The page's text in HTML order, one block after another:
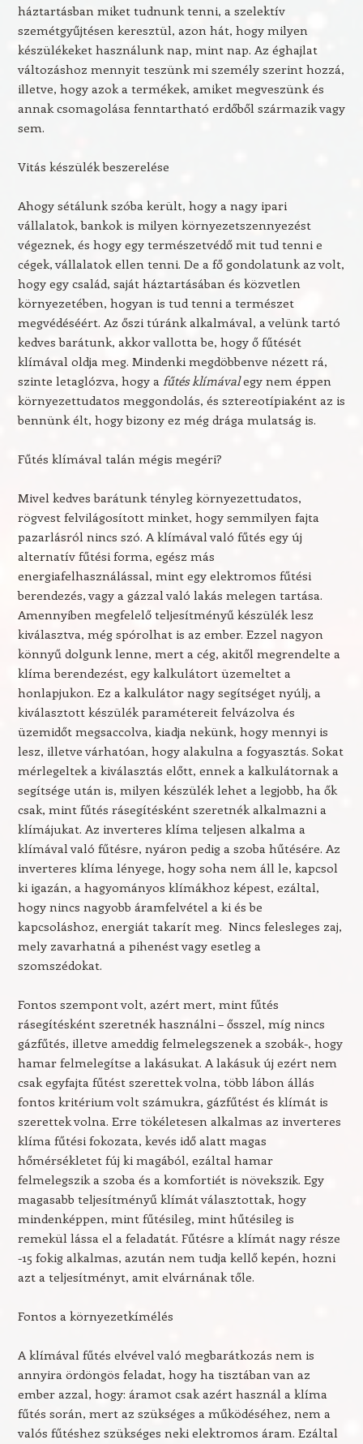
háztartásban miket tudnunk tenni, a szelektív
szemétgyűjtésen keresztül, azon hát, hogy milyen
készülékeket használunk nap, mint nap. Az éghajlat
változáshoz mennyit teszünk mi személy szerint hozzá,
illetve, hogy azok a termékek, amiket megveszünk és
annak csomagolása fenntartható erdőből származik vagy
sem.
Vitás készülék beszerelése
Ahogy sétálunk szóba került, hogy a nagy ipari
vállalatok, bankok is milyen környezetszennyezést
végeznek, és hogy egy természetvédő mit tud tenni e
cégek, vállalatok ellen tenni. De a fő gondolatunk az volt,
hogy egy család, saját háztartásában és közvetlen
környezetében, hogyan is tud tenni a természet
megvédéséért. Az őszi túránk alkalmával, a velünk tartó
kedves barátunk, akkor vallotta be, hogy ő fűtését
klímával oldja meg. Mindenki megdöbbenve nézett rá,
szinte letaglózva, hogy a fűtés klímávalegy nem éppen
környezettudatos meggondolás, és sztereotípiaként az is
bennünk élt, hogy bizony ez még drága mulatság is.
Fűtés klímával talán mégis megéri?
Mivel kedves barátunk tényleg környezettudatos,
rögvest felvilágosított minket, hogy semmilyen fajta
pazarlásról nincs szó. A klímával való fűtés egy új
alternatív fűtési forma, egész más
energiafelhasználással, mint egy elektromos fűtési
berendezés, vagy a gázzal való lakás melegen tartása.
Amennyiben megfelelő teljesítményű készülék lesz
kiválasztva, még spórolhat is az ember. Ezzel nagyon
könnyű dolgunk lenne, mert a cég, akitől megrendelte a
klíma berendezést, egy kalkulátort üzemeltet a
honlapjukon. Ez a kalkulátor nagy segítséget nyúlj, a
kiválasztott készülék paramétereit felvázolva és
üzemidőt megsaccolva, kiadja nekünk, hogy mennyi is
lesz, illetve várhatóan, hogy alakulna a fogyasztás. Sokat
mérlegeltek a kiválasztás előtt, ennek a kalkulátornak a
segítsége után is, milyen készülék lehet a legjobb, ha ők
csak, mint fűtés rásegítésként szeretnék alkalmazni a
klímájukat. Az inverteres klíma teljesen alkalma a
klímával való fűtésre, nyáron pedig a szoba hűtésére. Az
inverteres klíma lényege, hogy soha nem áll le, kapcsol
ki igazán, a hagyományos klímákhoz képest, ezáltal,
hogy nincs nagyobb áramfelvétel a ki és be
kapcsoláshoz, energiát takarít meg. Nincs felesleges zaj,
mely zavarhatná a pihenést vagy esetleg a
szomszédokat.
Fontos szempont volt, azért mert, mint fűtés
rásegítésként szeretnék használni – ősszel, míg nincs
gázfűtés, illetve ameddig felmelegszenek a szobák-, hogy
hamar felmelegítse a lakásukat. A lakásuk új ezért nem
csak egyfajta fűtést szerettek volna, több lábon állás
fontos kritérium volt számukra, gázfűtést és klímát is
szerettek volna. Erre tökéletesen alkalmas az inverteres
klíma fűtési fokozata, kevés idő alatt magas
hőmérsékletet fúj ki magából, ezáltal hamar
felmelegszik a szoba és a komfortiét is növekszik. Egy
magasabb teljesítményű klímát választottak, hogy
mindenképpen, mint fűtésileg, mint hűtésileg is
remekül lássa el a feladatát. Fűtésre a klímát nagy része
-15 fokig alkalmas, azután nem tudja kellő kepén, hozni
azt a teljesítményt, amit elvárnának tőle.
Fontos a környezetkímélés
A klímával fűtés elvével való megbarátkozás nem is
annyira ördöngös feladat, hogy ha tisztában van az
ember azzal, hogy: áramot csak azért használ a klíma
fűtés során, mert az szükséges a működéséhez, nem a
valós fűtéshez szükséges neki elektromos áram. Ezáltal